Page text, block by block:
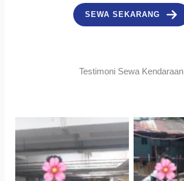
SEWA SEKARANG
Testimoni Sewa Kendaraan